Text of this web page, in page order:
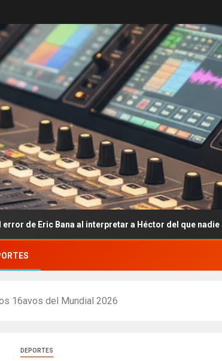
al interpretar a Héctor del que nadie se dio cuenta
16avos del Mundial 2026
DEPORTES